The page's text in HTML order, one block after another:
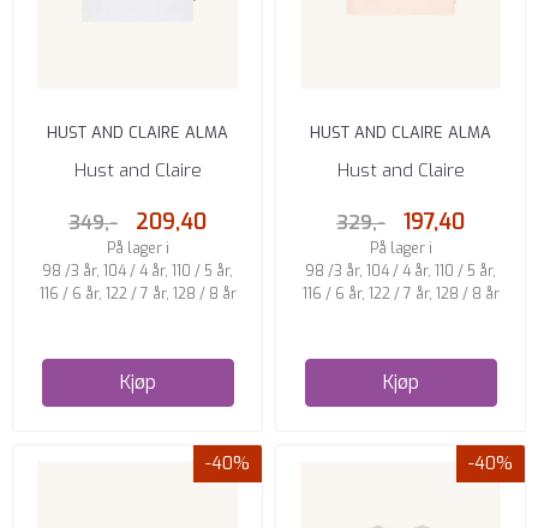
HUST AND CLAIRE ALMA
GOOPLE T-SKJORTE HVIT
Hust and Claire
349,- 209,40
På lager i
98 /3 år, 104 / 4 år, 110 / 5 år,
116 / 6 år, 122 / 7 år, 128 / 8 år
Kjøp
HUST AND CLAIRE ALMA
TSKJORTE QUARTZ
Hust and Claire
329,- 197,40
På lager i
98 /3 år, 104 / 4 år, 110 / 5 år,
116 / 6 år, 122 / 7 år, 128 / 8 år
Kjøp
-40% -40%